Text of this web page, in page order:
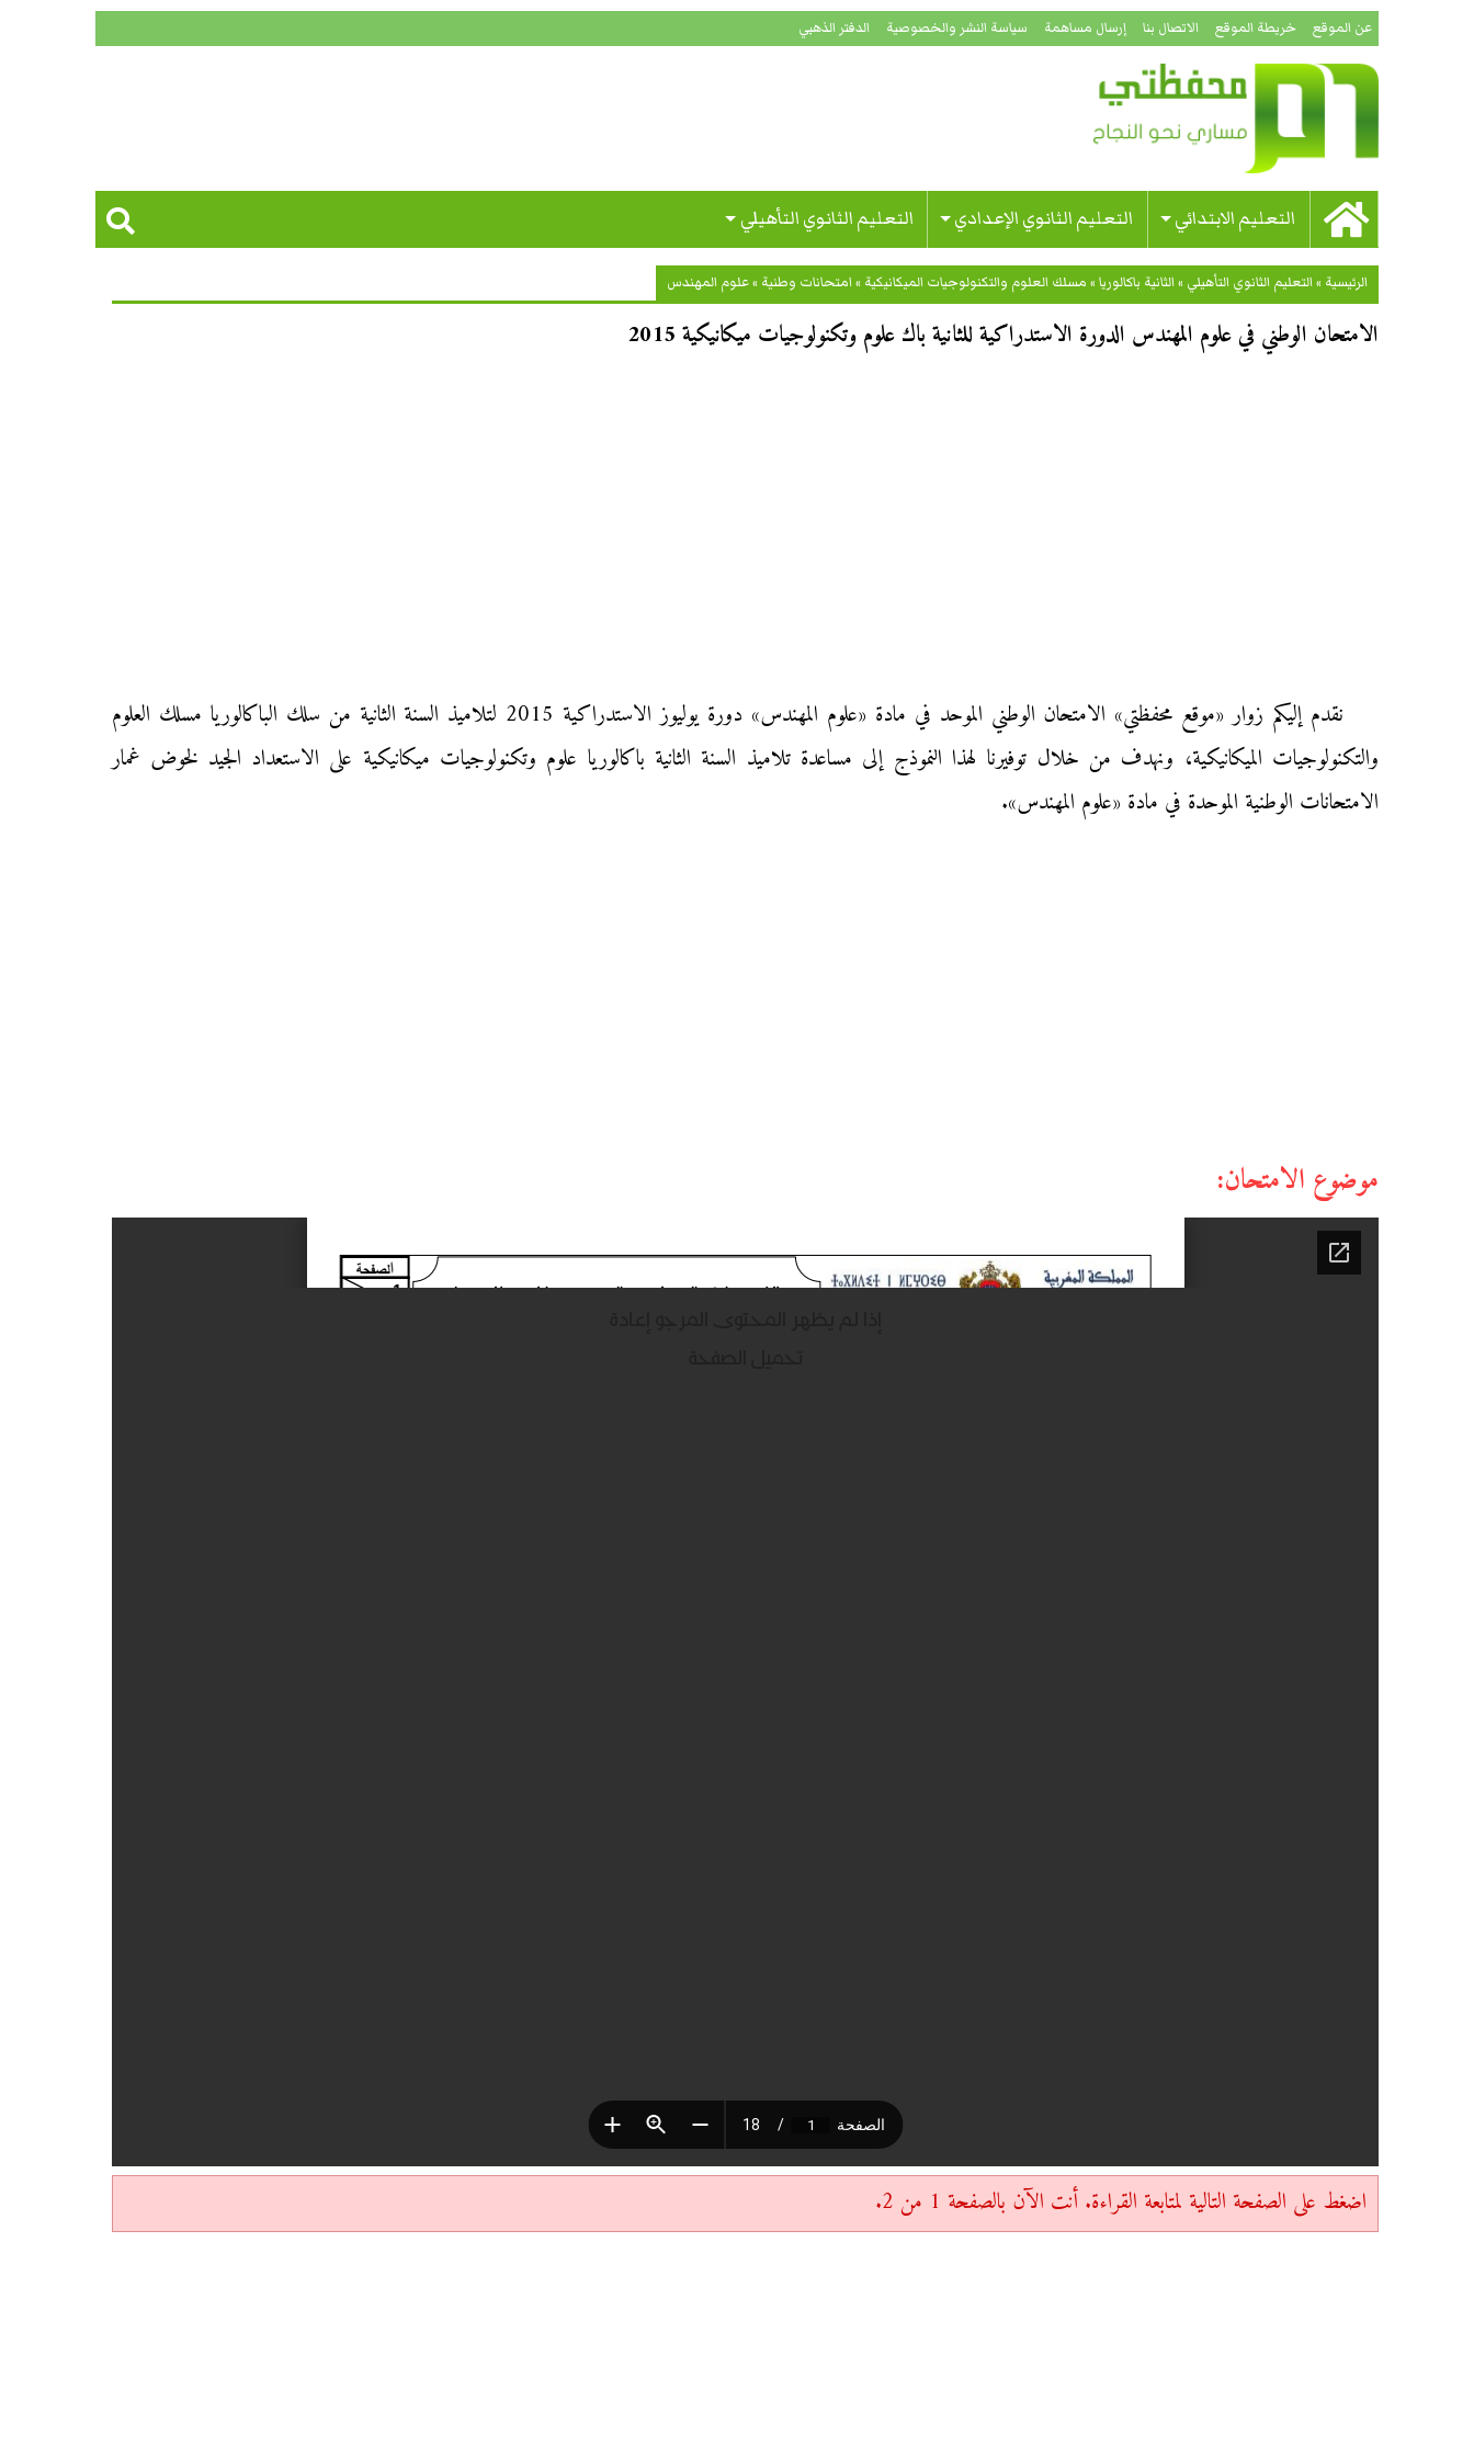
عن الموقع خريطة الموقع الاتصال بنا إرسال مساهمة سياسة النشر والخصوصية الدفتر الذهبي
التعليم الابتدائي التعليم الثانوي الإعدادي التعليم الثانوي التأهيلي
الرئيسية »التعليم الثانوي التأهيلي »الثانية باكالوريا» مسلك العلوم والتكنولوجيات الميكانيكية »امتحانات وطنية »علوم المهندس
الامتحان الوطني في علوم المهندس الدورة الاستدراكية للثانية باك علوم وتكنولوجيات ميكانيكية 2015
نقدم إليكم زوار «موقع محفظتي» الامتحان الوطني الموحد في مادة «علوم المهندس» دورة يوليوز الاستدراكية 2015 لتلاميذ السنة الثانية من سلك الباكالوريا مسلك العلوم
والتكنولوجيات الميكانيكية، ونهدف من خلال توفيرنا لهذا النموذج إلى مساعدة تلاميذ السنة الثانية باكالوريا علوم وتكنولوجيات ميكانيكية على الاستعداد الجيد لخوض غمار
الامتحانات الوطنية الموحدة في مادة «علوم المهندس».
موضوع الامتحان:
اضغط على الصفحة التالية لمتابعة القراءة. أنت الآن بالصفحة 1 من 2.